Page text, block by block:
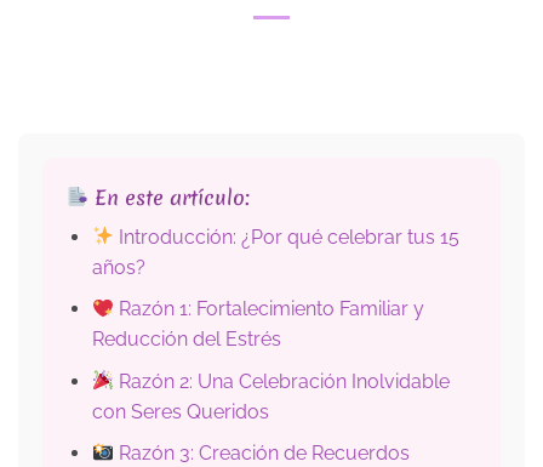
En este artículo:
Introducción: ¿Por qué celebrar tus 15
años?
Razón 1: Fortalecimiento Familiar y
Reducción del Estrés
Razón 2: Una Celebración Inolvidable
con Seres Queridos
Razón 3: Creación de Recuerdos